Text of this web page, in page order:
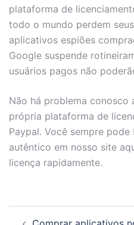
plataforma de
todo o mundo perdem
aplicativos espiões
Google suspende
usuários pagos não
Não há problema conosco
própria plataforma de
Paypal. Você sempre
autêntico em nosso site
licença rapidamente.